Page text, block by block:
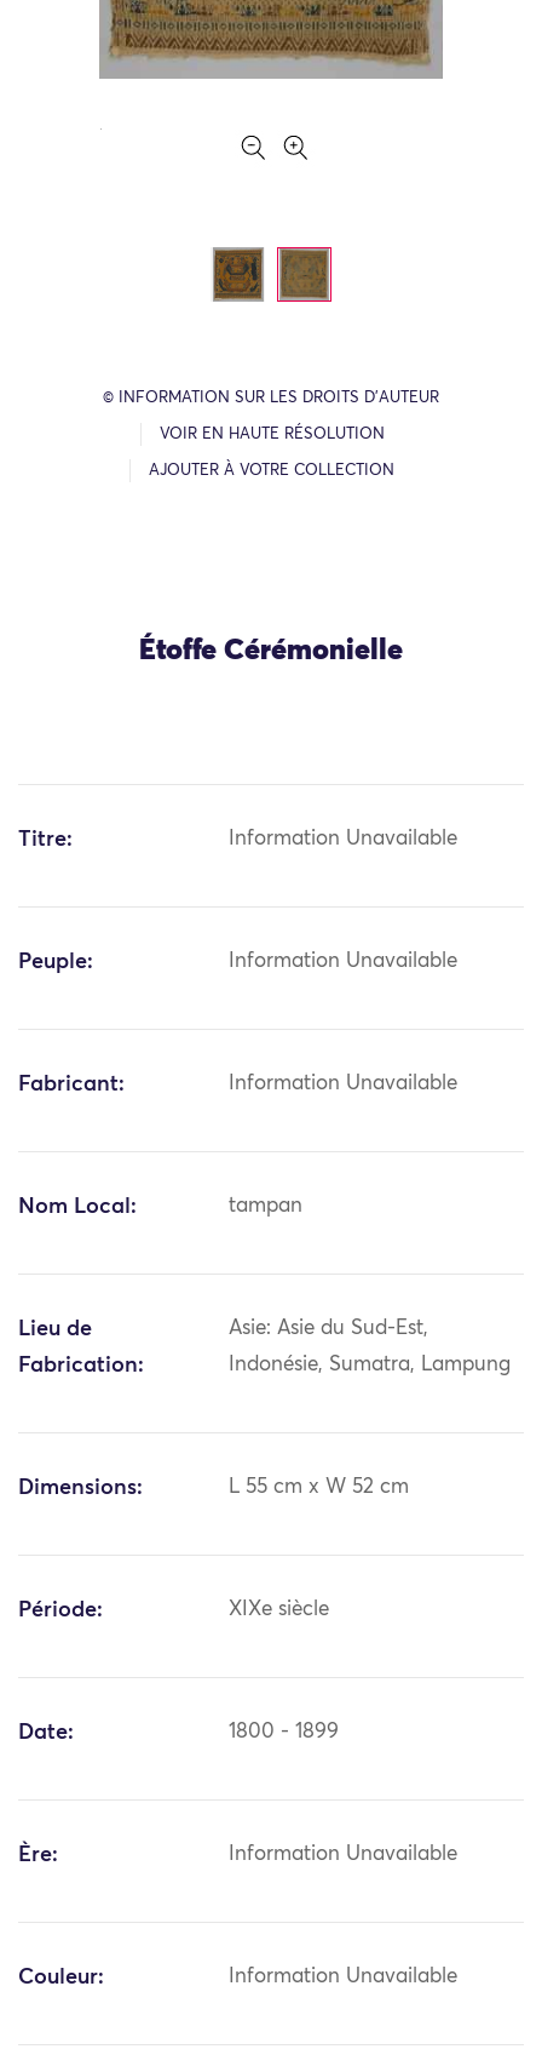
© INFORMATION SUR LES DROITS D’AUTEUR
VOIR EN HAUTE RÉSOLUTION
AJOUTER À VOTRE COLLECTION
Étoffe Cérémonielle
Titre: Information Unavailable
Peuple: Information Unavailable
Fabricant: Information Unavailable
Nom Local: tampan
Lieu de
Fabrication:
Asie: Asie du Sud-Est,
Indonésie, Sumatra, Lampung
Dimensions: L 55 cm x W 52 cm
Période: XIXe siècle
Date: 1800 - 1899
Ère: Information Unavailable
Couleur: Information Unavailable